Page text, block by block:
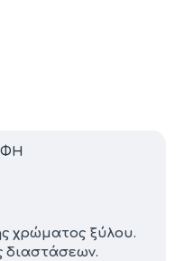
χρώματος ξύλου.
διαστάσεων.